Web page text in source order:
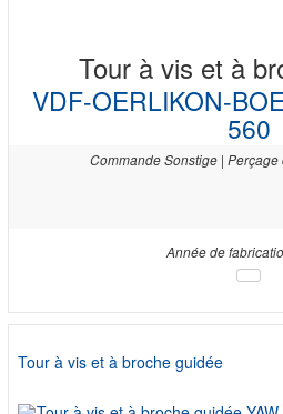
Tour à vis et à
VDF-OERLIKON-
560
Commande Sonstige | Perçage
Année de
Tour à vis et à broche guidée